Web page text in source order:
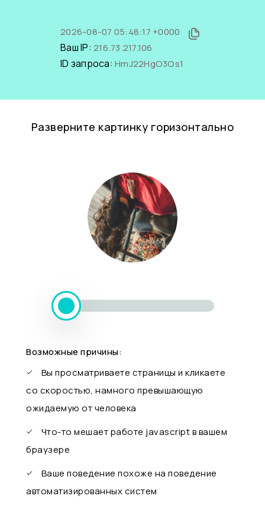
2026-08-07 05:48:17 +0000
Ваш IP: 216.73.217.106
ID запроса: HmJ22HgO3Os1
Разверните картинку горизонтально
Возможные причины:
Вы просматриваете страницы и кликаете
со скоростью, намного превышающую
ожидаемую от человека
Что-то мешает работе javascript в вашем
браузере
Ваше поведение похоже на поведение
автоматизированных систем